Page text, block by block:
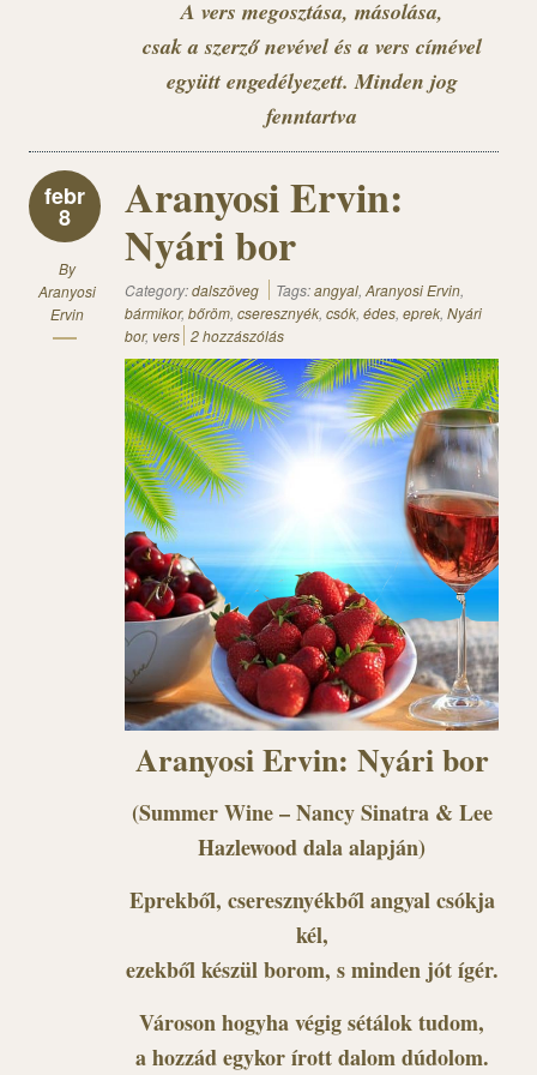
A vers megosztása, másolása,
csak a szerző nevével és a vers címével
együtt engedélyezett. Minden jog
fenntartva
febr
8
By
Aranyosi
Ervin
Aranyosi Ervin:
Nyári bor
Category:dalszöveg Tags:angyal, Aranyosi Ervin,
bármikor, bőröm, cseresznyék, csók, édes, eprek, Nyári
bor, vers 2 hozzászólás
Aranyosi Ervin: Nyári bor
(Summer Wine – Nancy Sinatra & Lee
Hazlewood dala alapján)
Eprekből, cseresznyékből angyal csókja
kél,
ezekből készül borom, s minden jót ígér.
Városon hogyha végig sétálok tudom,
a hozzád egykor írott dalom dúdolom.